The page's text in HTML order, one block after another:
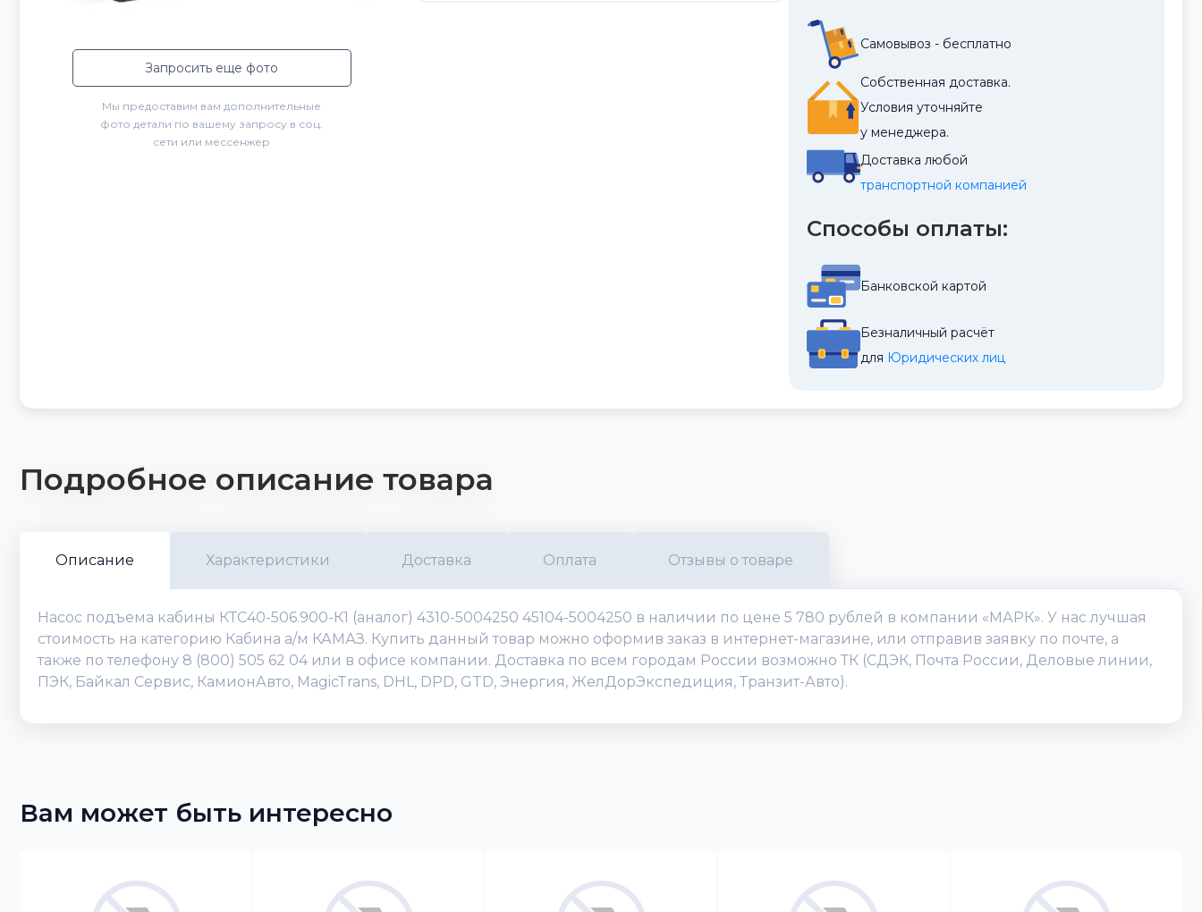
Запросить еще фото
Мы предоставим вам дополнительные
фото детали по вашему запросу в соц.
сети или мессенжер
Самовывоз - бесплатно
Собственная доставка.
Условия уточняйте
у менеджера.
Доставка любой
транспортной компанией
Способы оплаты:
Банковской картой
Безналичный расчёт
для Юридических лиц
Подробное описание товара
Описание Характеристики Доставка Оплата Отзывы о товаре
Насос подъема кабины КТС40-506.900-К1 (аналог) 4310-5004250 45104-5004250 в наличии по цене 5 780 рублей в компании «МАРК». У нас лучшая
стоимость на категорию Кабина а/м КАМАЗ. Купить данный товар можно оформив заказ в интернет-магазине, или отправив заявку по почте, а
также по телефону 8 (800) 505 62 04 или в офисе компании. Доставка по всем городам России возможно ТК (СДЭК, Почта России, Деловые линии,
ПЭК, Байкал Сервис, КамионАвто, MagicTrans, DHL, DPD, GTD, Энергия, ЖелДорЭкспедиция, Транзит-Авто).
Вам может быть интересно